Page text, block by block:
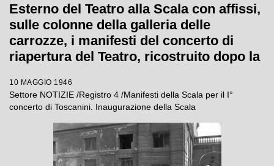
Esterno del Teatro alla Scala con affissi,
sulle colonne della galleria delle
carrozze, i manifesti del concerto di
riapertura del Teatro, ricostruito dopo la
10 MAGGIO 1946
Settore NOTIZIE /Registro 4 /Manifesti della Scala per il I°
concerto di Toscanini. Inaugurazione della Scala